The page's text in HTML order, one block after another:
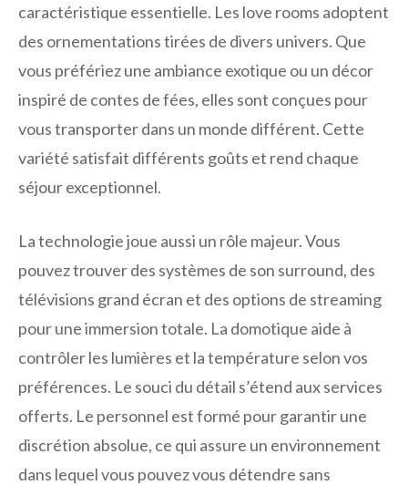
caractéristique essentielle. Les love rooms adoptent
des ornementations tirées de divers univers. Que
vous préfériez une ambiance exotique ou un décor
inspiré de contes de fées, elles sont conçues pour
vous transporter dans un monde différent. Cette
variété satisfait différents goûts et rend chaque
séjour exceptionnel.
La technologie joue aussi un rôle majeur. Vous
pouvez trouver des systèmes de son surround, des
télévisions grand écran et des options de streaming
pour une immersion totale. La domotique aide à
contrôler les lumières et la température selon vos
préférences. Le souci du détail s’étend aux services
offerts. Le personnel est formé pour garantir une
discrétion absolue, ce qui assure un environnement
dans lequel vous pouvez vous détendre sans